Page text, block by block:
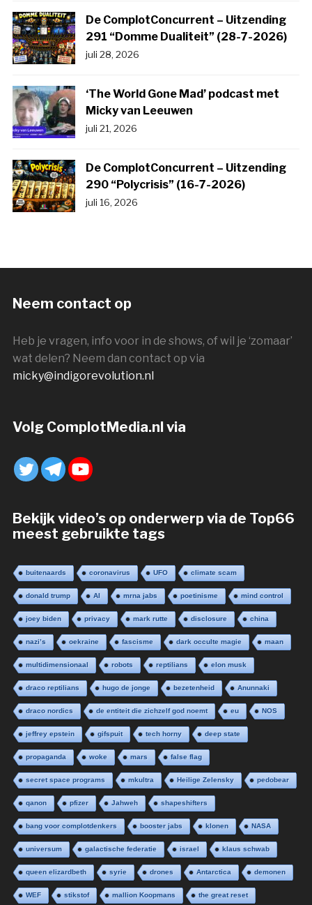
De ComplotConcurrent – Uitzending
291 “Domme Dualiteit” (28-7-2026)
juli 28, 2026
‘The World Gone Mad’ podcast met
Micky van Leeuwen
juli 21, 2026
De ComplotConcurrent – Uitzending
290 “Polycrisis” (16-7-2026)
juli 16, 2026
Neem contact op
Heb je vragen, info voor in de shows, of wil je ‘zomaar’
wat delen? Neem dan contact op via
micky@indigorevolution.nl
Volg ComplotMedia.nl via
Bekijk video’s op onderwerp via de Top66
meest gebruikte tags
buitenaards coronavirus UFO climate scam
donald trump AI mrna jabs poetinisme mind control
joey biden privacy mark rutte disclosure china
nazi’s oekraine fascisme dark occulte magie maan
multidimensionaal robots reptilians elon musk
draco reptilians hugo de jonge bezetenheid Anunnaki
draco nordics de entiteit die zichzelf god noemt eu NOS
jeffrey epstein gifspuit tech horny deep state
propaganda woke mars false flag
secret space programs mkultra Heilige Zelensky pedobear
qanon pfizer Jahweh shapeshifters
bang voor complotdenkers booster jabs klonen NASA
universum galactische federatie israel klaus schwab
queen elizardbeth syrie drones Antarctica demonen
WEF stikstof mallion Koopmans the great reset